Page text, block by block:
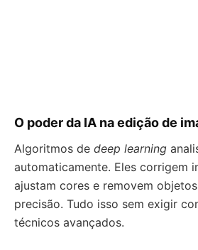
O poder da IA na edição de
Algoritmos de deep learning
automaticamente. Eles corrigem
ajustam cores e removem
precisão. Tudo isso sem exigir
técnicos avançados.